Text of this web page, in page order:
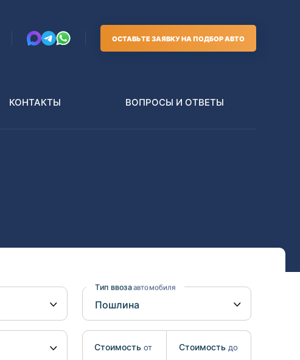
ОСТАВЬТЕ ЗАЯВКУ НА ПОДБОР АВТО
Nissan
Mitsubishi
Isuzu
Hino
КОНТАКТЫ ВОПРОСЫ И ОТВЕТЫ
Тип ввозаавтомобиля
Стоимость от Стоимость до